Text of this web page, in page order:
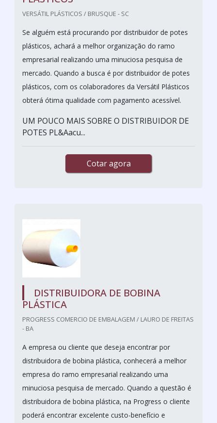
VERSÁTIL PLÁSTICOS / BRUSQUE - SC
Se alguém está procurando por distribuidor de potes
plásticos, achará a melhor organização do ramo
empresarial realizando uma minuciosa pesquisa de
mercado. Quando a busca é por distribuidor de potes
plásticos, com os colaboradores da Versátil Plásticos
obterá ótima qualidade com pagamento acessível.
UM POUCO MAIS SOBRE O DISTRIBUIDOR DE
POTES PL&Aacu...
Cotar agora
DISTRIBUIDORA DE BOBINA
PLÁSTICA
PROGRESS COMERCIO DE EMBALAGEM / LAURO DE FREITAS
- BA
A empresa ou cliente que deseja encontrar por
distribuidora de bobina plástica, conhecerá a melhor
empresa do ramo empresarial realizando uma
minuciosa pesquisa de mercado. Quando a questão é
distribuidora de bobina plástica, na Progress o cliente
poderá encontrar excelente custo-benefício e